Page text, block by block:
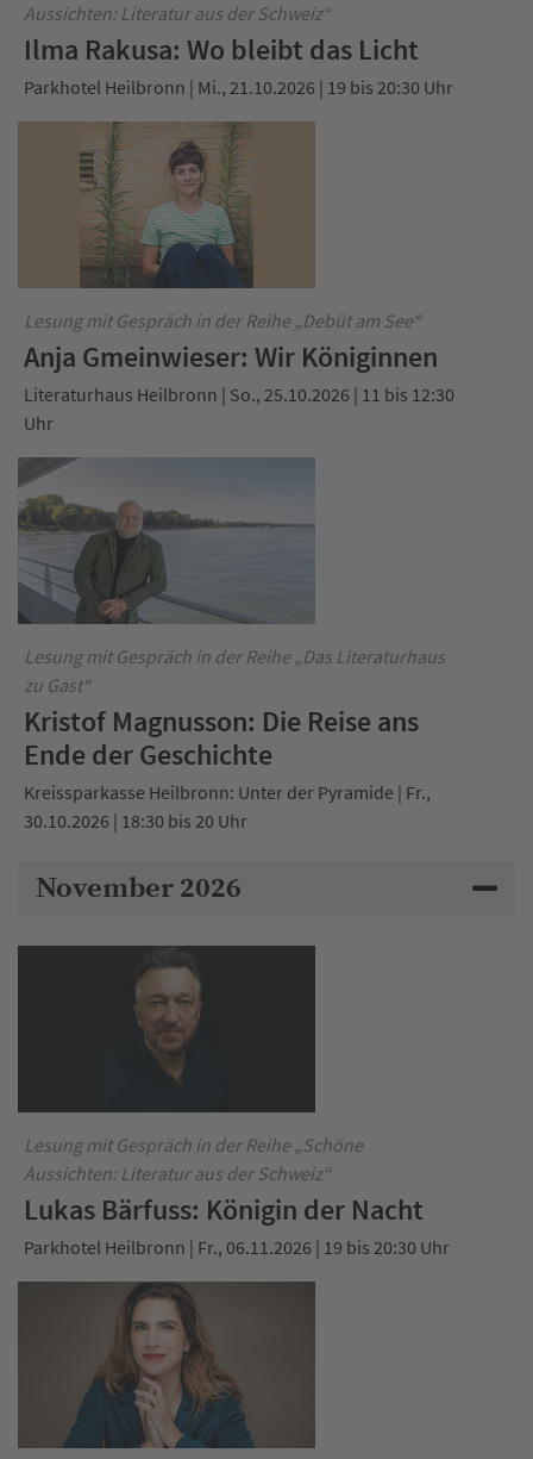
Aussichten: Literatur aus der Schweiz“
Ilma Rakusa: Wo bleibt das Licht
Parkhotel Heilbronn | Mi., 21.10.2026 | 19 bis 20:30 Uhr
Lesung mit Gespräch in der Reihe „Debüt am See“
Anja Gmeinwieser: Wir Königinnen
Literaturhaus Heilbronn | So., 25.10.2026 | 11 bis 12:30
Uhr
Lesung mit Gespräch in der Reihe „Das Literaturhaus
zu Gast“
Kristof Magnusson: Die Reise ans
Ende der Geschichte
Kreissparkasse Heilbronn: Unter der Pyramide | Fr.,
30.10.2026 | 18:30 bis 20 Uhr
November 2026
Lesung mit Gespräch in der Reihe „Schöne
Aussichten: Literatur aus der Schweiz“
Lukas Bärfuss: Königin der Nacht
Parkhotel Heilbronn | Fr., 06.11.2026 | 19 bis 20:30 Uhr